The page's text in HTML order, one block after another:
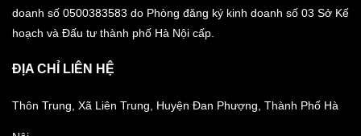
doanh số 0500383583 do Phòng đăng ký kinh doanh số 03 Sở Kế
hoạch và Đấu tư thành phố Hà Nội cấp.
ĐỊA CHỈ LIÊN HỆ
Thôn Trung, Xã Liên Trung, Huyện Đan Phượng, Thành Phố Hà